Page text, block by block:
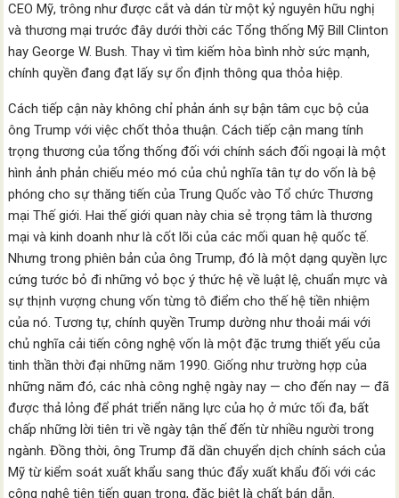
CEO Mỹ, trông như được cắt và dán từ một kỷ nguyên hữu nghị
và thương mại trước đây dưới thời các Tổng thống Mỹ Bill Clinton
hay George W. Bush. Thay vì tìm kiếm hòa bình nhờ sức mạnh,
chính quyền đang đạt lấy sự ổn định thông qua thỏa hiệp.
Cách tiếp cận này không chỉ phản ánh sự bận tâm cục bộ của
ông Trump với việc chốt thỏa thuận. Cách tiếp cận mang tính
trọng thương của tổng thống đối với chính sách đối ngoại là một
hình ảnh phản chiếu méo mó của chủ nghĩa tân tự do vốn là bệ
phóng cho sự thăng tiến của Trung Quốc vào Tổ chức Thương
mại Thế giới. Hai thế giới quan này chia sẻ trọng tâm là thương
mại và kinh doanh như là cốt lõi của các mối quan hệ quốc tế.
Nhưng trong phiên bản của ông Trump, đó là một dạng quyền lực
cứng tước bỏ đi những vỏ bọc ý thức hệ về luật lệ, chuẩn mực và
sự thịnh vượng chung vốn từng tô điểm cho thế hệ tiền nhiệm
của nó. Tương tự, chính quyền Trump dường như thoải mái với
chủ nghĩa cải tiến công nghệ vốn là một đặc trưng thiết yếu của
tinh thần thời đại những năm 1990. Giống như trường hợp của
những năm đó, các nhà công nghệ ngày nay — cho đến nay — đã
được thả lỏng để phát triển năng lực của họ ở mức tối đa, bất
chấp những lời tiên tri về ngày tận thế đến từ nhiều người trong
ngành. Đồng thời, ông Trump đã dần chuyển dịch chính sách của
Mỹ từ kiểm soát xuất khẩu sang thúc đẩy xuất khẩu đối với các
công nghệ tiên tiến quan trọng, đặc biệt là chất bán dẫn.